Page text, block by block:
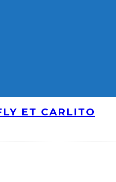
ET CARLITO